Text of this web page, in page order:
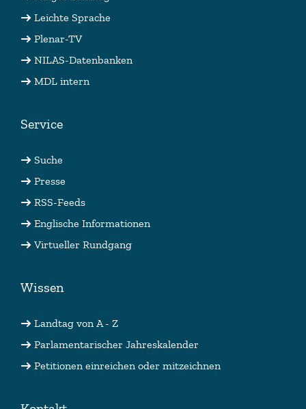
Leichte Sprache
Plenar-TV
NILAS-Datenbanken
MDL intern
Service
Suche
Presse
RSS-Feeds
Englische Informationen
Virtueller Rundgang
Wissen
Landtag von A - Z
Parlamentarischer Jahreskalender
Petitionen einreichen oder mitzeichnen